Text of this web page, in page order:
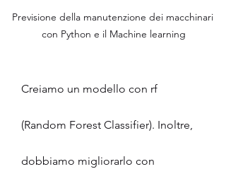
Previsione della manutenzione dei macchinari
con Python e il Machine learning
Creiamo un modello con rf
(Random Forest Classifier). Inoltre,
dobbiamo migliorarlo con